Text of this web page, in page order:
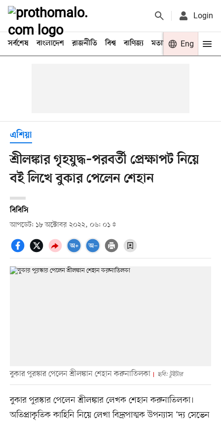
Login
সর্বশেষ বাংলাদেশ রাজনীতি বিশ্ব বাণিজ্য মতামত খেলা
Eng
এশিয়া
শ্রীলঙ্কার গৃহযুদ্ধ–পরবর্তী প্রেক্ষাপট নিয়ে
বই লিখে বুকার পেলেন শেহান
বিবিসি
আপডেট: ১৮ অক্টোবর ২০২২, ০৬: ০১
বুকার পুরস্কার পেলেন শ্রীলঙ্কান শেহান করুনাতিলকা ছবি: টুইটার
বুকার পুরস্কার পেলেন শ্রীলঙ্কার লেখক শেহান করুনাতিলকা।
অতিপ্রাকৃতিক কাহিনি নিয়ে লেখা বিদ্রূপাত্মক উপন্যাস ‘দ্য সেভেন